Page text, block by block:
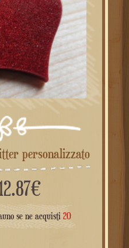
personalizzato
€
se ne acquisti 20